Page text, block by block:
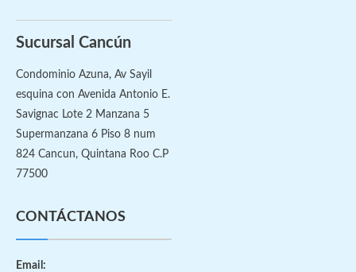
Sucursal Cancún
Condominio Azuna, Av Sayil
esquina con Avenida Antonio E.
Savignac Lote 2 Manzana 5
Supermanzana 6 Piso 8 num
824 Cancun, Quintana Roo C.P
77500
CONTÁCTANOS
Email: